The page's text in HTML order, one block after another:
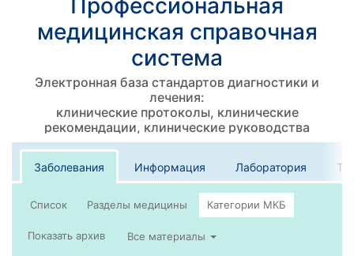
Профессиональная
медицинская справочная
система
Электронная база стандартов диагностики и
лечения:
клинические протоколы, клинические
рекомендации, клинические руководства
Заболевания Информация Лаборатория
Список
Все материалы